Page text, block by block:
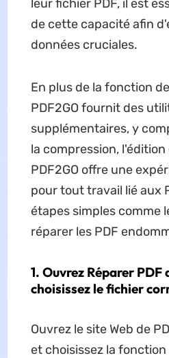
leur fichier PDF, il est
de cette capacité afin
données cruciales.
En plus de la fonction
PDF2GO fournit des
supplémentaires, y
la compression,
PDF2GO offre une
pour tout travail lié aux
étapes simples comme
réparer les PDF
1. Ouvrez Réparer PDF
choisissez le fichier
Ouvrez le site Web de
et choisissez la fonction